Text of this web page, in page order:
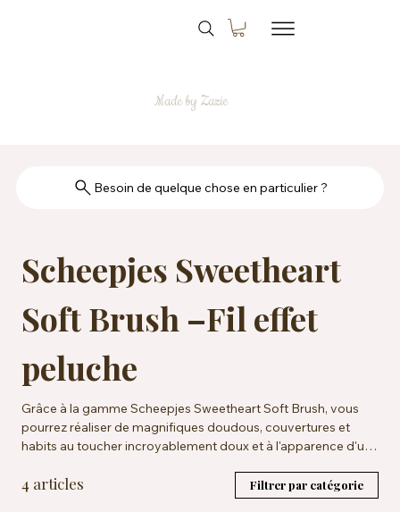
Made by Zazie
Scheepjes Sweetheart
Soft Brush –Fil effet
peluche
Grâce à la gamme Scheepjes Sweetheart Soft Brush, vous
pourrez réaliser de magnifiques doudous, couvertures et
habits au toucher incroyablement doux et à l'apparence d'une
avec une taille de 5,00 à 6,00 mm.
4 articles Filtrer par catégorie
Besoin de quelque chose en particulier ?